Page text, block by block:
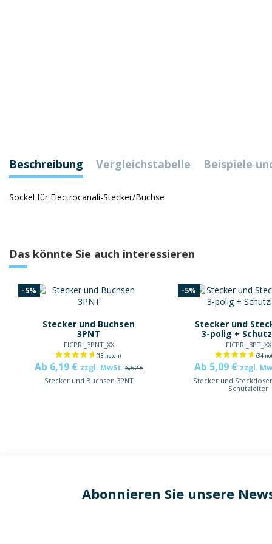
Beschreibung Vergleichstabelle Beispiele
Sockel für Electrocanali-Stecker/Buchse
Das könnte Sie auch interessieren
-5%
Stecker und Buchsen
3PNT
FICPRI_3PNT_XX
Ab 6,19 € zzgl. MwSt. 6,52 €
Stecker und Buchsen 3PNT
-5%
Stecker und
3-polig +
FICPRI_3PT_XX
Ab 5,09 € zzgl.
Stecker und
Schutzleiter
Abonnieren Sie unsere